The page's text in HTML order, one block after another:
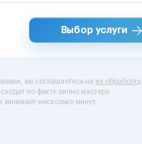
Выбор услуги
вы соглашаетесь на их обработку.
по факту лично мастеру.
несколько минут.